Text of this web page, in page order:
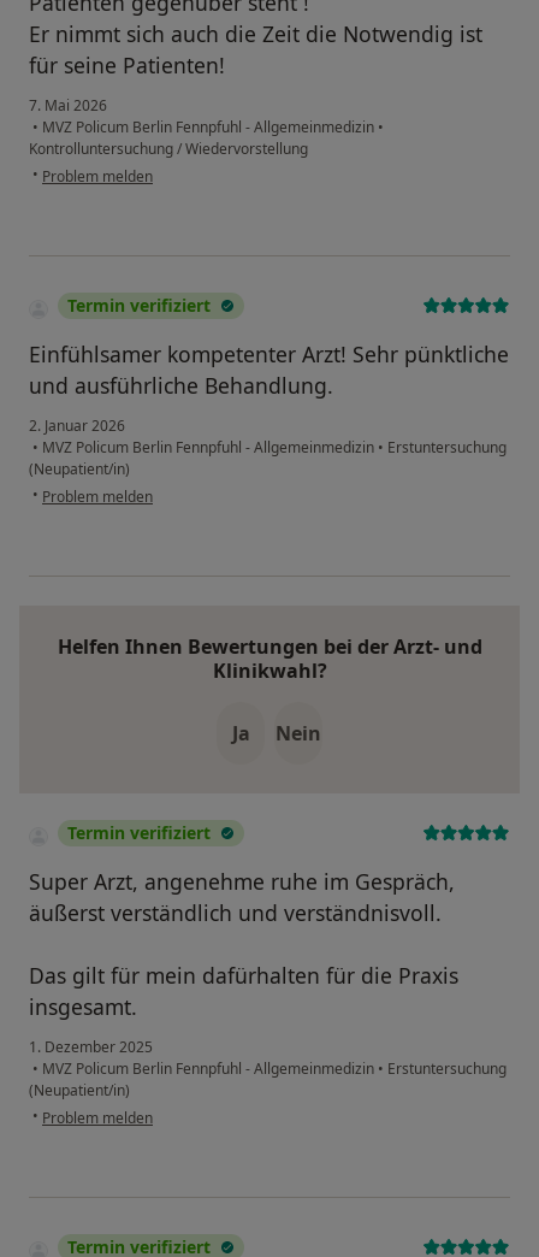
Er nimmt sich auch die Zeit die Notwendig ist
für seine Patienten!
7. Mai 2026
• MVZ Policum Berlin Fennpfuhl - Allgemeinmedizin •
Kontrolluntersuchung / Wiedervorstellung
• Problem melden
Termin verifiziert
Einfühlsamer kompetenter Arzt! Sehr pünktliche
und ausführliche Behandlung.
2. Januar 2026
• MVZ Policum Berlin Fennpfuhl - Allgemeinmedizin • Erstuntersuchung
(Neupatient/in)
• Problem melden
Helfen Ihnen Bewertungen bei der Arzt- und
Klinikwahl?
Ja Nein
Termin verifiziert
Super Arzt, angenehme ruhe im Gespräch,
äußerst verständlich und verständnisvoll.
Das gilt für mein dafürhalten für die Praxis
insgesamt.
1. Dezember 2025
• MVZ Policum Berlin Fennpfuhl - Allgemeinmedizin • Erstuntersuchung
(Neupatient/in)
• Problem melden
Termin verifiziert